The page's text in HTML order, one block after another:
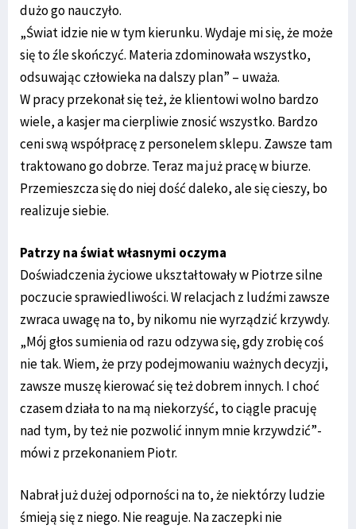
dużo go nauczyło.
„Świat idzie nie w tym kierunku. Wydaje mi się, że może
się to źle skończyć. Materia zdominowała wszystko,
odsuwając człowieka na dalszy plan” – uważa.
W pracy przekonał się też, że klientowi wolno bardzo
wiele, a kasjer ma cierpliwie znosić wszystko. Bardzo
ceni swą współpracę z personelem sklepu. Zawsze tam
traktowano go dobrze. Teraz ma już pracę w biurze.
Przemieszcza się do niej dość daleko, ale się cieszy, bo
realizuje siebie.
Patrzy na świat własnymi oczyma
Doświadczenia życiowe ukształtowały w Piotrze silne
poczucie sprawiedliwości. W relacjach z ludźmi zawsze
zwraca uwagę na to, by nikomu nie wyrządzić krzywdy.
„Mój głos sumienia od razu odzywa się, gdy zrobię coś
nie tak. Wiem, że przy podejmowaniu ważnych decyzji,
zawsze muszę kierować się też dobrem innych. I choć
czasem działa to na mą niekorzyść, to ciągle pracuję
nad tym, by też nie pozwolić innym mnie krzywdzić”-
mówi z przekonaniem Piotr.
Nabrał już dużej odporności na to, że niektórzy ludzie
śmieją się z niego. Nie reaguje. Na zaczepki nie